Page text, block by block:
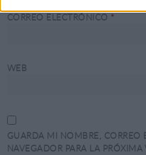
CORREO ELECTRÓNICO *
WEB
GUARDA MI NOMBRE, CORREO
NAVEGADOR PARA LA